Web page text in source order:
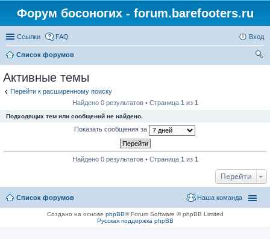
Форум босоногих - forum.barefooters.ru
Ссылки FAQ Вход
Список форумов
Активные темы
Перейти к расширенному поиску
Найдено 0 результатов • Страница 1 из 1
Подходящих тем или сообщений не найдено.
Показать сообщения за
Найдено 0 результатов • Страница 1 из 1
Перейти
Список форумов Наша команда
Создано на основе phpBB® Forum Software © phpBB Limited
Русская поддержка phpBB